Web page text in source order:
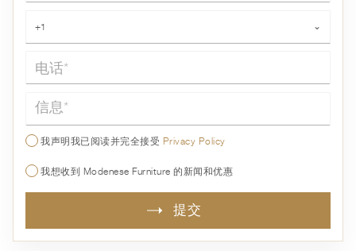
+1 ⌄
信息*
我声明我已阅读并完全接受 Privacy Policy
我想收到 Modenese Furniture 的新闻和优惠
提交